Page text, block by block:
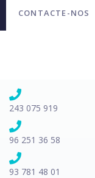
CONTACTE-NOS
243 075 919
96 251 36 58
93 781 48 01